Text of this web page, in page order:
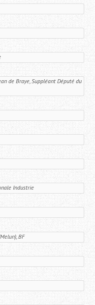
de Braye, Suppléant Député du
Industrie
BF